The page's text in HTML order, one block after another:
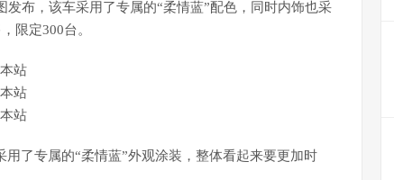
布，该车采用了专属的“柔情蓝”配色，同时内饰也采
限定300台。
了专属的“柔情蓝”外观涂装，整体看起来要更加时